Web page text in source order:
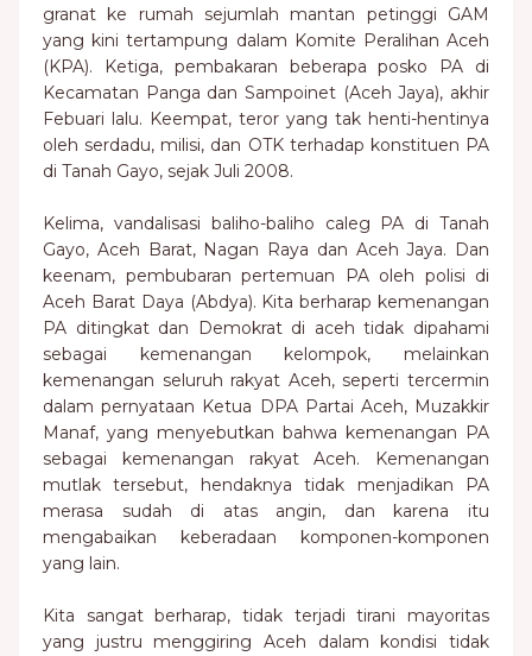
granat ke rumah sejumlah mantan petinggi GAM
yang kini tertampung dalam Komite Peralihan Aceh
(KPA). Ketiga, pembakaran beberapa posko PA di
Kecamatan Panga dan Sampoinet (Aceh Jaya), akhir
Febuari lalu. Keempat, teror yang tak henti-hentinya
oleh serdadu, milisi, dan OTK terhadap konstituen PA
di Tanah Gayo, sejak Juli 2008.
Kelima, vandalisasi baliho-baliho caleg PA di Tanah
Gayo, Aceh Barat, Nagan Raya dan Aceh Jaya. Dan
keenam, pembubaran pertemuan PA oleh polisi di
Aceh Barat Daya (Abdya). Kita berharap kemenangan
PA ditingkat dan Demokrat di aceh tidak dipahami
sebagai kemenangan kelompok, melainkan
kemenangan seluruh rakyat Aceh, seperti tercermin
dalam pernyataan Ketua DPA Partai Aceh, Muzakkir
Manaf, yang menyebutkan bahwa kemenangan PA
sebagai kemenangan rakyat Aceh. Kemenangan
mutlak tersebut, hendaknya tidak menjadikan PA
merasa sudah di atas angin, dan karena itu
mengabaikan keberadaan komponen-komponen
yang lain.
Kita sangat berharap, tidak terjadi tirani mayoritas
yang justru menggiring Aceh dalam kondisi tidak